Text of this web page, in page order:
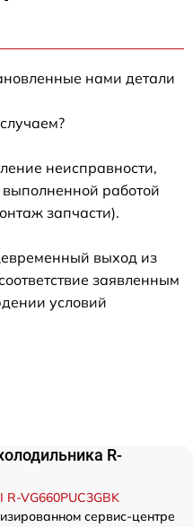
нами детали
неисправности,
работой
запчасти).
выход из
заявленным
условий
R-
VG660PUC3GBK
сервис-центре